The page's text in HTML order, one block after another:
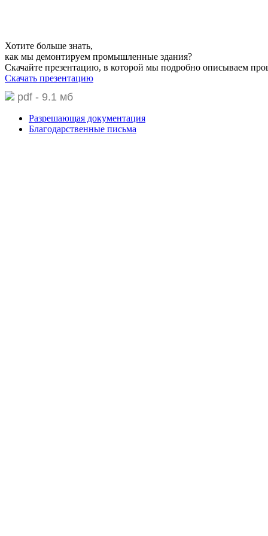
Хотите больше знать,
как мы демонтируем промышленные здания?
Скачайте презентацию, в которой мы подробно описываем
Скачать презентацию
pdf - 9.1 мб
Разрешающая документация
Благодарственные письма